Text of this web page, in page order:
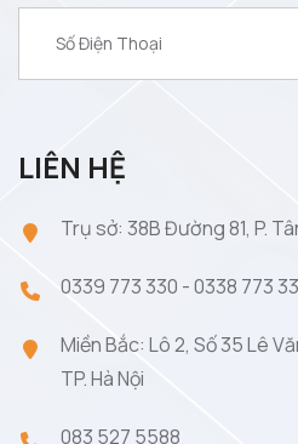
LIÊN HỆ
Trụ sở: 38B Đường 81, P.
0339 773 330 -0338 773
Miền Bắc: Lô 2, Số 35 Lê
TP. Hà Nội
083 527 5588